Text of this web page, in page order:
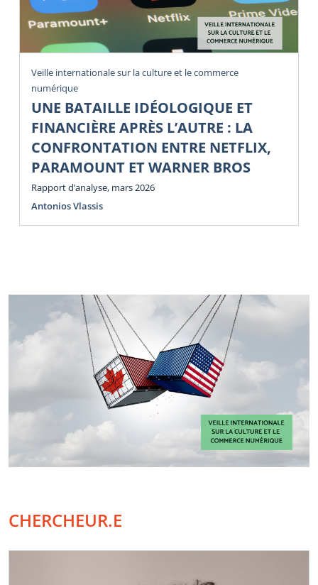
Veille internationale sur la culture et le commerce
numérique
UNE BATAILLE IDÉOLOGIQUE ET
FINANCIÈRE APRÈS L’AUTRE : LA
CONFRONTATION ENTRE NETFLIX,
PARAMOUNT ET WARNER BROS
Rapport d’analyse, mars 2026
Antonios Vlassis
CHERCHEUR.E